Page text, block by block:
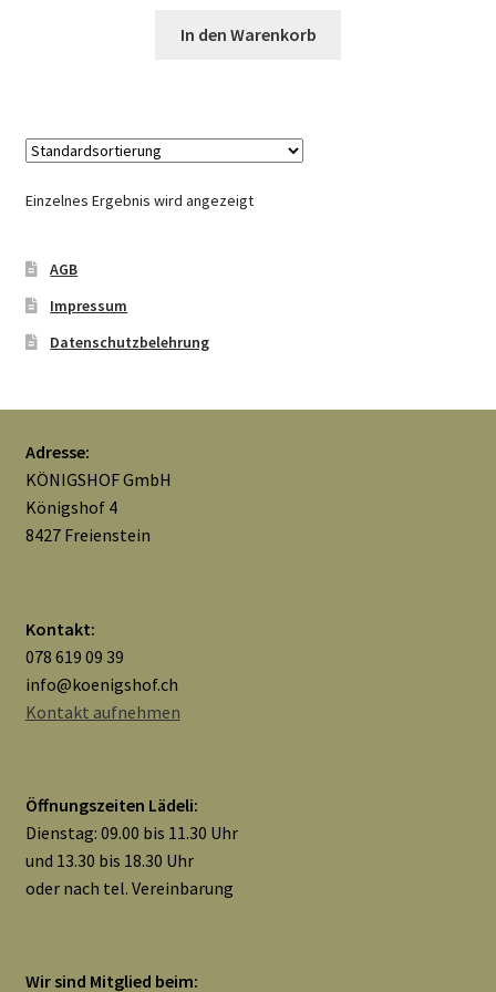
Galerie
In den Warenkorb
Einzelnes Ergebnis wird angezeigt
AGB
Impressum
Datenschutzbelehrung
Adresse:
KÖNIGSHOF GmbH
Königshof 4
8427 Freienstein
Kontakt:
078 619 09 39
info@koenigshof.ch
Kontakt aufnehmen
Öffnungszeiten Lädeli:
Dienstag: 09.00 bis 11.30 Uhr
und 13.30 bis 18.30 Uhr
oder nach tel. Vereinbarung
Wir sind Mitglied beim: